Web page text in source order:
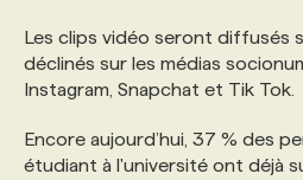
NOS AUTEUR‧RICES
POURQUOI CHOISIR
FAQ
Les clips vidéo seront diffusés
déclinés sur les médias
Instagram, Snapchat et Tik Tok.
Encore aujourd’hui, 37 % des
étudiant à l'université ont déjà